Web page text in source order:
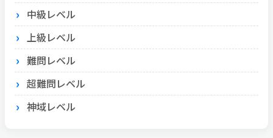
中級レベル
上級レベル
難問レベル
超難問レベル
神域レベル